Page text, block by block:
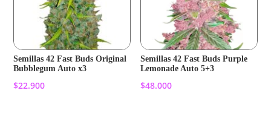
Semillas 42 Fast Buds Original
Bubblegum Auto x3
$22.900
Semillas 42 Fast Buds Purple
Lemonade Auto 5+3
$48.000